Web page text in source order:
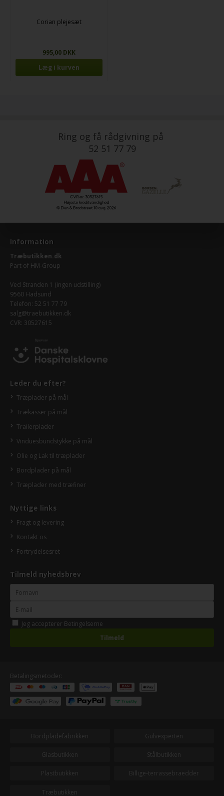
Corian plejesæt
995,00 DKK
Ring og få rådgivning på
52 51 77 79
Information
Træbutikken.dk
Part of HM-Group
Ved Stranden 1 (ingen udstilling)
9560 Hadsund
Telefon: 52 51 77 79
salg@traebutikken.dk
CVR: 30527615
Leder du efter?
Træplader på mål
Trækasser på mål
Trailerplader
Vinduesbundstykke på mål
Olie og Lak til træplader
Bordplader på mål
Træplader med træfiner
Nyttige links
Fragt og levering
Kontakt os
Fortrydelsesret
Tilmeld nyhedsbrev
Jeg accepterer Betingelserne
Betalingsmetoder:
Bordpladefabrikken Gulvexperten
Glasbutikken Stålbutikken
Plastbutikken Billige-terrassebraedder
Træbutikken